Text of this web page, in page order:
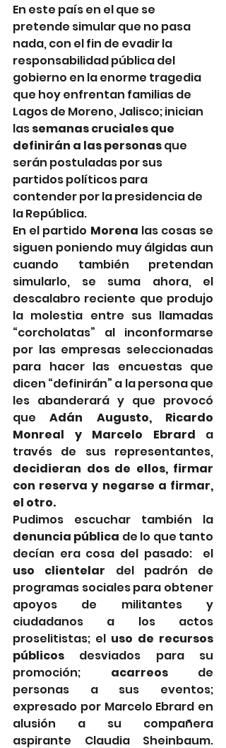
En este país en el que se
pretende simular que no pasa
nada, con el fin de evadir la
responsabilidad pública del
gobierno en la enorme tragedia
que hoy enfrentan familias de
Lagos de Moreno, Jalisco; inician
las semanas cruciales que
definirán a las personas que
serán postuladas por sus
partidos políticos para
contender por la presidencia de
la República.
En el partido Morena las cosas se
siguen poniendo muy álgidas aun
cuando también pretendan
simularlo, se suma ahora, el
descalabro reciente que produjo
la molestia entre sus llamadas
“corcholatas” al inconformarse
por las empresas seleccionadas
para hacer las encuestas que
dicen “definirán” a la persona que
les abanderará y que provocó
que Adán Augusto, Ricardo
Monreal y Marcelo Ebrard a
decidieran dos de ellos, firmar
con reserva y negarse a firmar,
el otro.
denuncia pública de lo que tanto
uso clientelar del padrón de
programas sociales para obtener
apoyos de militantes y
ciudadanos a los actos
proselitistas; el uso de recursos
públicos desviados para su
promoción; acarreos de
personas a sus eventos;
expresado por Marcelo Ebrard en
alusión a su compañera